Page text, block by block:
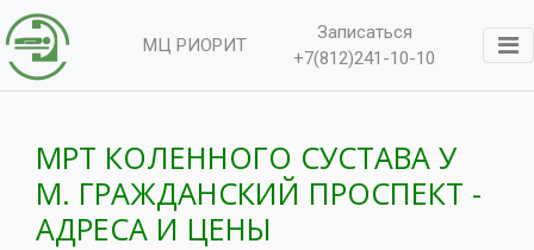
МЦ РИОРИТ
Записаться
+7(812)241-10-10
МРТ КОЛЕННОГО СУСТАВА У
М. ГРАЖДАНСКИЙ ПРОСПЕКТ -
АДРЕСА И ЦЕНЫ